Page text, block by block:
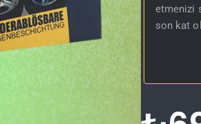
etmenizi
son kat